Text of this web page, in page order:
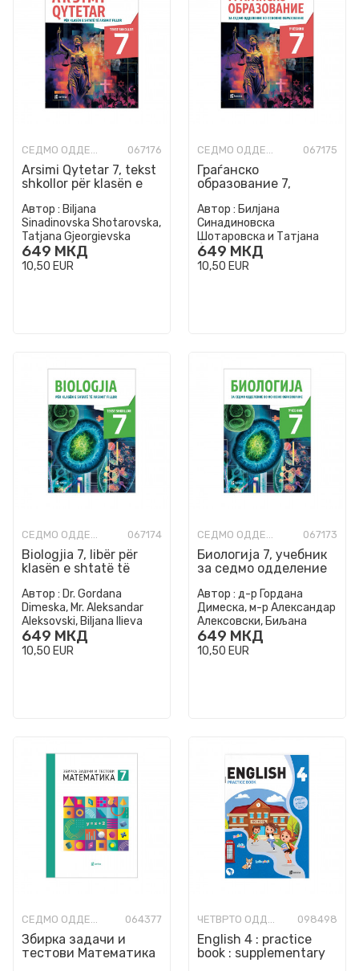
СЕДМО ОДДЕЛЕНИЕ 067176
Arsimi Qytetar 7, tekst
shkollor për klasën e
Автор : Biljana
Sinadinovska Shotarovska,
Tatjana Gjeorgievska
649 МКД
10,50 EUR
СЕДМО ОДДЕЛЕНИЕ 067175
Граѓанско
образование 7,
одделение во
основно образование
Автор : Билјана
Синадиновска
Шотаровска и Татјана
Ѓеоргиевска
649 МКД
10,50 EUR
СЕДМО ОДДЕЛЕНИЕ 067174
Biologjia 7, libër për
klasën e shtatë të
Автор : Dr. Gordana
Dimeska, Mr. Aleksandar
Aleksovski, Biljana Ilieva
649 МКД
10,50 EUR
СЕДМО ОДДЕЛЕНИЕ 067173
Биологија 7, учебник
за седмо одделение
образование
Автор : д-р Гордана
Димеска, м-р Александар
Алексовски, Биљана
Илиевска
649 МКД
10,50 EUR
СЕДМО ОДДЕЛЕНИЕ 064377
Збирка задачи и
тестови Математика
ЧЕТВРТО ОДДЕЛЕНИЕ 098498
English 4 : practice
book : supplementary